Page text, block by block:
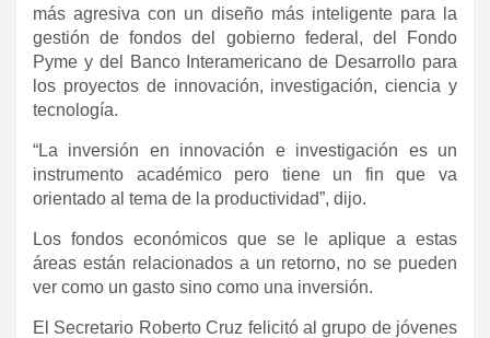
más agresiva con un diseño más inteligente para la
gestión de fondos del gobierno federal, del Fondo
Pyme y del Banco Interamericano de Desarrollo para
los proyectos de innovación, investigación, ciencia y
tecnología.
“La inversión en innovación e investigación es un
instrumento académico pero tiene un fin que va
orientado al tema de la productividad”, dijo.
Los fondos económicos que se le aplique a estas
áreas están relacionados a un retorno, no se pueden
ver como un gasto sino como una inversión.
El Secretario Roberto Cruz felicitó al grupo de jóvenes